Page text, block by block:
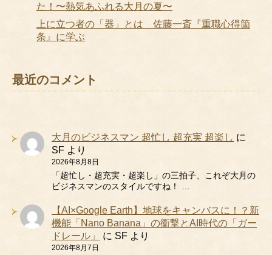
た！〜熱気あふれる大月の夏〜
上に立つ者の「器」とは 佐藤一斎『重職心得箇
条』に学ぶ
最近のコメント
大月のビジネスマン 超忙し 超充実 超楽し に
SF より
2026年8月8日
「超忙し・超充実・超楽し」の三拍子、これぞ大月の
ビジネスマンのスタイルですね！ …
【AI×Google Earth】地球をキャンバスに！？新
機能「Nano Banana」の衝撃とAI時代の「ガー
ドレール」
に SF より
2026年8月7日